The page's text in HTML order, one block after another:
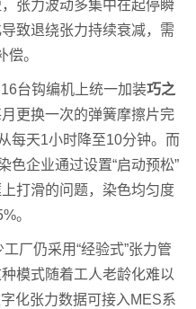
张力波动多集中在起停瞬
致退绕张力持续衰减，需
偿。
台钩编机上统一加装巧之
更换一次的弹簧摩擦片完
每天1小时降至10分钟。而
色企业通过设置“启动预松”
打滑的问题，染色均匀度
。
厂仍采用“经验式”张力管
模式随着工人老龄化难以
化张力数据可接入MES系